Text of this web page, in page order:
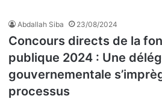
Abdallah Siba 23/08/2024
Concours directs de la
publique 2024 : Une
gouvernementale
processus